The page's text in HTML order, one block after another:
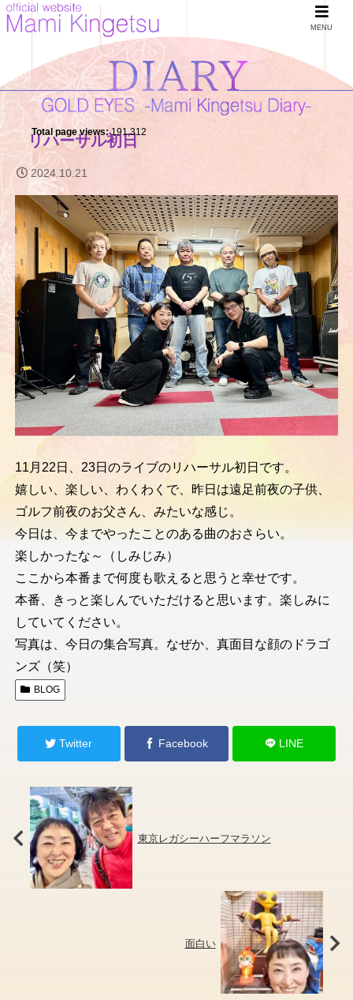
Total page views:191,312
リハーサル初日
2024.10.21
11月22日、23日のライブのリハーサル初日です。
嬉しい、楽しい、わくわくで、昨日は遠足前夜の子供、
ゴルフ前夜のお父さん、みたいな感じ。
今日は、今までやったことのある曲のおさらい。
楽しかったな～（しみじみ）
ここから本番まで何度も歌えると思うと幸せです。
本番、きっと楽しんでいただけると思います。楽しみに
していてください。
写真は、今日の集合写真。なぜか、真面目な顔のドラゴ
ンズ（笑）
BLOG
Twitter Facebook LINE
東京レガシーハーフマラソン
面白い
MENU